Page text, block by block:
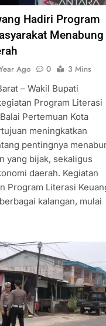
Hadiri Program
Menabung
Ago 0
3 Mins
– Wakil Bupati
Program Literasi
Pertemuan Kota
meningkatkan
pentingnya
yang bijak, sekaligus
daerah. Kegiatan
Program Literasi
kalangan, mulai